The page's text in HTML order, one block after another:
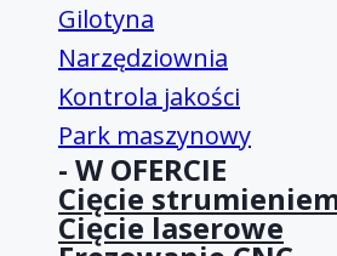
Gilotyna
Narzędziownia
Kontrola jakości
Park maszynowy
- W OFERCIE
Cięcie
Cięcie laserowe